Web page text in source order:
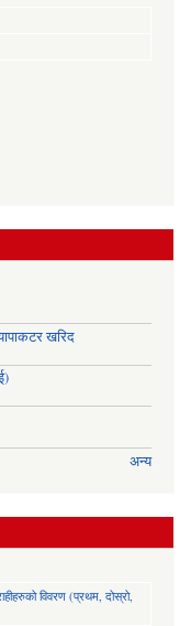
खरिद
अन्य
विवरण (प्रथम, दोस्रो,